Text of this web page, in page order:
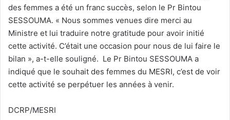
des femmes a été un franc succès, selon le Pr Bintou
SESSOUMA. « Nous sommes venues dire merci au
Ministre et lui traduire notre gratitude pour avoir initié
cette activité. C’était une occasion pour nous de lui faire le
bilan », a-t-elle souligné. Le Pr Bintou SESSOUMA a
indiqué que le souhait des femmes du MESRI, c’est de voir
cette activité se perpétuer les années à venir.
DCRP/MESRI